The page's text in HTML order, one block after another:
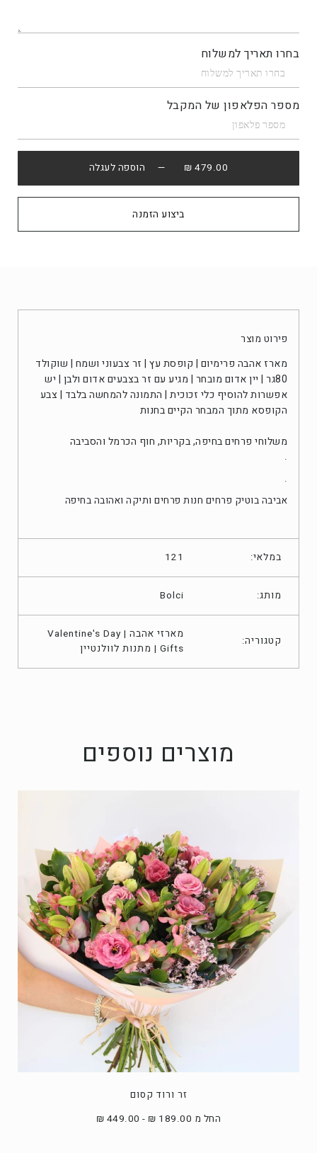
בחרו תאריך למשלוח
מספר הפלאפון של המקבל
479.00 ₪ — הוספה לעגלה
קנה עכשיו
פירוט מוצר
מארז אהבה פרימיום | קופסת עץ | זר צבעוני ושמח | שוקולד
80גר | יין אדום מובחר | מגיע עם זר בצבעים אדום ולבן | יש
אפשרות להוסיף כלי זכוכית | התמונה להמחשה בלבד | צבע
הקופסא מתוך המבחר הקיים בחנות
משלוחי פרחיםבחיפה, בקריות, חוף הכרמל והסביבה
.
.
אביבה בוטיק פרחים חנות פרחים ותיקה ואהובה בחיפה
במלאי: 121
מותג: Bolci
קטגוריה:
מארזי אהבה | Valentine's Day
Gifts | מתנות לוולנטיין
מוצרים נוספים
זר ורוד קסום
החל מ 189.00 ₪ - 449.00 ₪